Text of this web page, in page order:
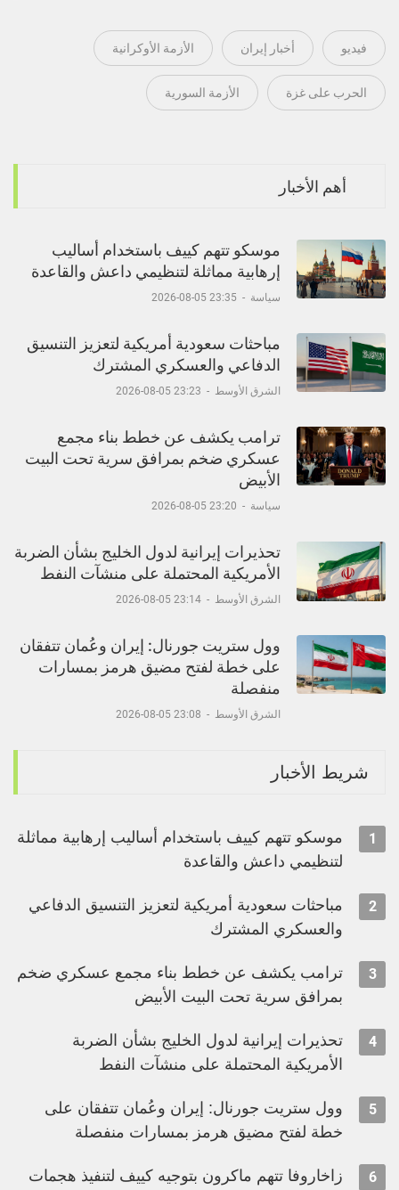
فيديو أخبار إيران الأزمة الأوكرانية
الحرب على غزة الأزمة السورية
أهم الأخبار
موسكو تتهم كييف باستخدام أساليب
إرهابية مماثلة لتنظيمي داعش والقاعدة
سياسة -
23:35 05-08-2026
مباحثات سعودية أمريكية لتعزيز التنسيق
الدفاعي والعسكري المشترك
الشرق الأوسط -
23:23 05-08-2026
ترامب يكشف عن خطط بناء مجمع
عسكري ضخم بمرافق سرية تحت البيت
الأبيض
سياسة -
23:20 05-08-2026
تحذيرات إيرانية لدول الخليج بشأن الضربة
الأمريكية المحتملة على منشآت النفط
الشرق الأوسط -
23:14 05-08-2026
وول ستريت جورنال: إيران وعُمان تتفقان
على خطة لفتح مضيق هرمز بمسارات
منفصلة
الشرق الأوسط -
23:08 05-08-2026
شريط الأخبار
1
موسكو تتهم كييف باستخدام أساليب إرهابية مماثلة
لتنظيمي داعش والقاعدة
2
مباحثات سعودية أمريكية لتعزيز التنسيق الدفاعي
والعسكري المشترك
3
ترامب يكشف عن خطط بناء مجمع عسكري ضخم
بمرافق سرية تحت البيت الأبيض
4
تحذيرات إيرانية لدول الخليج بشأن الضربة
الأمريكية المحتملة على منشآت النفط
5
وول ستريت جورنال: إيران وعُمان تتفقان على
خطة لفتح مضيق هرمز بمسارات منفصلة
6
زاخاروفا تتهم ماكرون بتوجيه كييف لتنفيذ هجمات